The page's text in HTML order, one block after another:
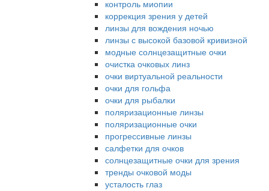
контроль миопии
коррекция зрения у детей
линзы для вождения ночью
линзы с высокой базовой кривизной
модные солнцезащитные очки
очистка очковых линз
очки виртуальной реальности
очки для гольфа
очки для рыбалки
поляризационные линзы
поляризационные очки
прогрессивные линзы
салфетки для очков
солнцезащитные очки для зрения
тренды очковой моды
усталость глаз